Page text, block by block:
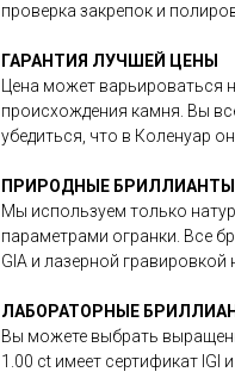
проверка закрепок и
ГАРАНТИЯ ЛУЧШЕЙ ЦЕНЫ
Цена может варьироваться
происхождения камня. Вы
убедиться, что в Коленуар
ПРИРОДНЫЕ БРИЛЛИАНТЫ
Мы используем только
параметрами огранки. Все
GIA и лазерной гравировкой
ЛАБОРАТОРНЫЕ
Вы можете выбрать
1.00 ct имеет сертификат IGI